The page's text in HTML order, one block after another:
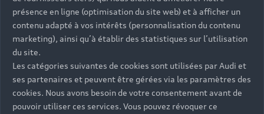
Accélération 0-100 km/h
9,7 s
9,8 s
Vitesse maximale
210 km/h
216 km/h
présence en ligne (optimisation du site web) et à afficher un
contenu adapté à vos intérêts (personnalisation du contenu
marketing), ainsi qu’à établir des statistiques sur l’utilisation
du site.
Les catégories suivantes de cookies sont utilisées par Audi et
ses partenaires et peuvent être gérées via les paramètres des
cookies. Nous avons besoin de votre consentement avant de
pouvoir utiliser ces services. Vous pouvez révoquer ce